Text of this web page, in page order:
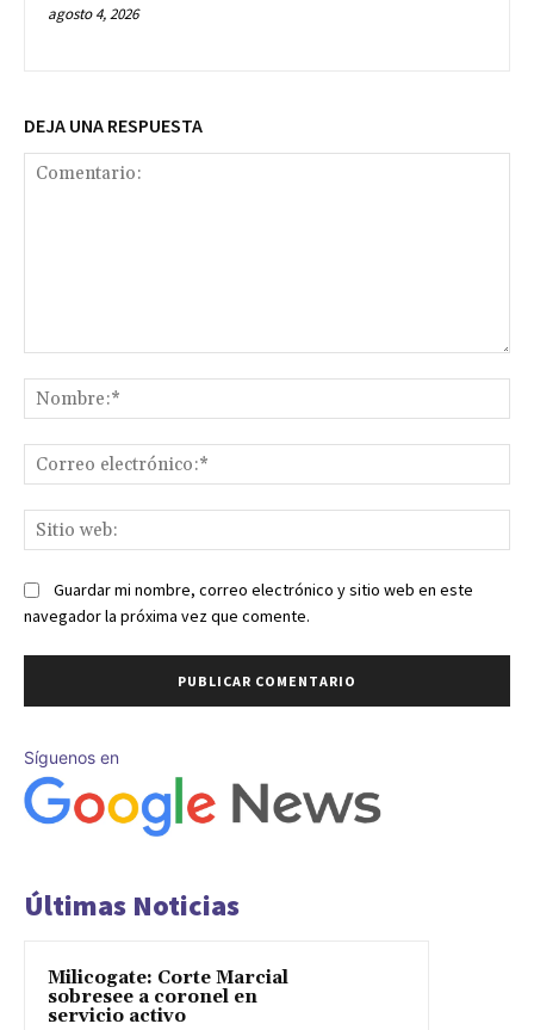
agosto 4, 2026
DEJA UNA RESPUESTA
Guardar mi nombre, correo electrónico y sitio web en este
navegador la próxima vez que comente.
Síguenos en
Últimas Noticias
Milicogate: Corte Marcial
sobresee a coronel en
servicio activo